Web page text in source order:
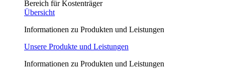
Bereich für Kostenträger
Übersicht
Informationen zu Produkten und Leistungen
Unsere Produkte und Leistungen
Informationen zu Produkten und Leistungen